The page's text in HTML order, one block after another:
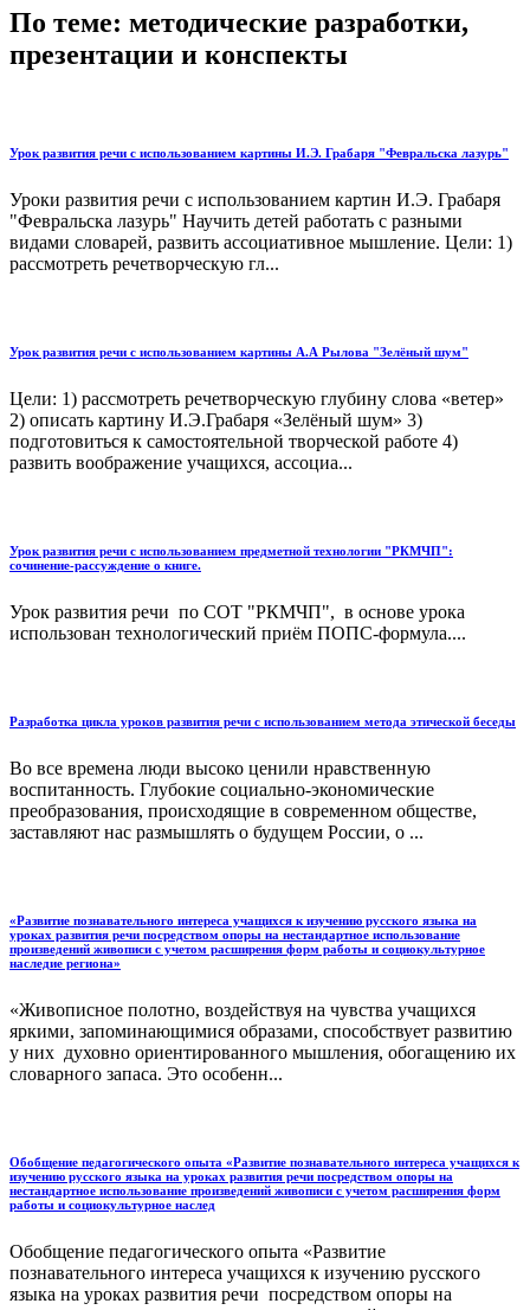
По теме: методические разработки,
презентации и конспекты
Урок развития речи с использованием картины И.Э. Грабаря "Февральска лазурь"
Уроки развития речи с использованием картин И.Э. Грабаря
"Февральска лазурь" Научить детей работать с разными
видами словарей, развить ассоциативное мышление. Цели: 1)
рассмотреть речетворческую гл...
Урок развития речи с использованием картины А.А Рылова "Зелёный шум"
Цели: 1) рассмотреть речетворческую глубину слова «ветер»
2) описать картину И.Э.Грабаря «Зелёный шум» 3)
подготовиться к самостоятельной творческой работе 4)
развить воображение учащихся, ассоциа...
Урок развития речи с использованием предметной технологии "РКМЧП":
сочинение-рассуждение о книге.
Урок развития речи по СОТ "РКМЧП", в основе урока
использован технологический приём ПОПС-формула....
Разработка цикла уроков развития речи с использованием метода этической беседы
Во все времена люди высоко ценили нравственную
воспитанность. Глубокие социально-экономические
преобразования, происходящие в современном обществе,
заставляют нас размышлять о будущем России, о ...
«Развитие познавательного интереса учащихся к изучению русского языка на
уроках развития речи посредством опоры на нестандартное использование
произведений живописи с учетом расширения форм работы и социокультурное
наследие региона»
«Живописное полотно, воздействуя на чувства учащихся
яркими, запоминающимися образами, способствует развитию
у них духовно ориентированного мышления, обогащению их
словарного запаса. Это особенн...
Обобщение педагогического опыта «Развитие познавательного интереса учащихся к
изучению русского языка на уроках развития речи посредством опоры на
нестандартное использование произведений живописи с учетом расширения форм
работы и социокультурное наслед
Обобщение педагогического опыта «Развитие
познавательного интереса учащихся к изучению русского
языка на уроках развития речи посредством опоры на